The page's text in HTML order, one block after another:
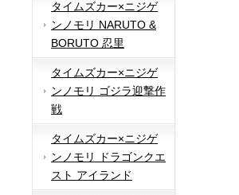
タイムズカー×ニジゲ
ンノモリ NARUTO &
BORUTO 忍里
タイムズカー×ニジゲ
ンノモリ ゴジラ迎撃作
戦
タイムズカー×ニジゲ
ンノモリ ドラゴンクエ
スト アイランド